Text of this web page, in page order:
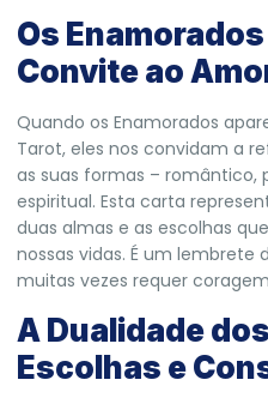
Os
Convite ao
Quando os Enamorados
Tarot, eles nos convidam a
as suas formas –
espiritual. Esta carta
duas almas e as escolhas
nossas vidas. É um lembrete
muitas vezes requer
A Dualidade
Escolhas e